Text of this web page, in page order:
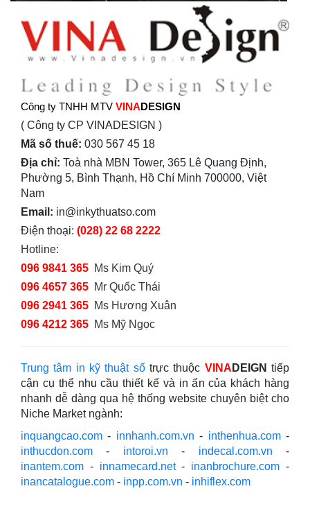
Công ty TNHH MTV VINADESIGN
( Công ty CP VINADESIGN )
Mã số thuế: 030 567 45 18
Địa chỉ: Toà nhà MBN Tower, 365 Lê Quang Định,
Phường 5, Bình Thạnh, Hồ Chí Minh 700000, Việt
Nam
Email: in@inkythuatso.com
Điện thoại: (028) 22 68 2222
Hotline:
096 9841 365 Ms Kim Quý
096 4657 365 Mr Quốc Thái
096 2941 365 Ms Hương Xuân
096 4212 365 Ms Mỹ Ngọc
Trung tâm in kỹ thuật sốtrực thuộc VINA DEIGN tiếp
cận cụ thể nhu cầu thiết kế và in ấn của khách hàng
nhanh dễ dàng qua hệ thống website chuyên biệt cho
Niche Market ngành:
inquangcao.com - innhanh.com.vn - inthenhua.com-
inthucdon.com - intoroi.vn - indecal.com.vn -
inantem.com - innamecard.net- inanbrochure.com -
inancatalogue.com - inpp.com.vn - inhiflex.com